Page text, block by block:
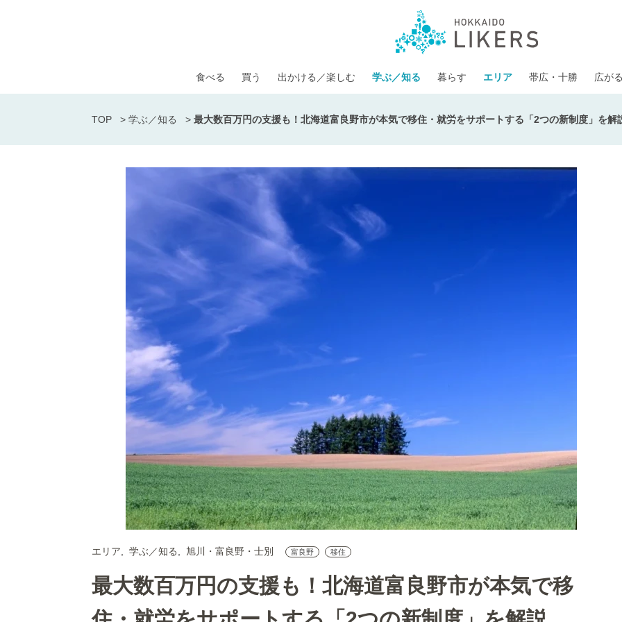
食べる 買う 出かける／楽しむ 学ぶ／知る 暮らす エリア 帯広・十勝 広が
TOP > 学ぶ／知る > 最大数百万円の支援も！北海道富良野市が本気で移住・就労をサポートする「2つの新制度」を解
エリア 学ぶ／知る 旭川・富良野・士別 富良野 移住
最大数百万円の支援も！北海道富良野市が本気で移